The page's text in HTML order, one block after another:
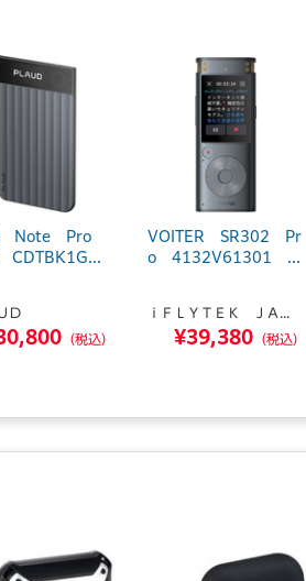
Note Pro
CDTBK1G...
Ｄ
（税込）
VOITER SR302 Pr
o 4132V61301 ...
ｉＦＬＹＴＥＫ ＪＡ...
¥39,380 （税込）